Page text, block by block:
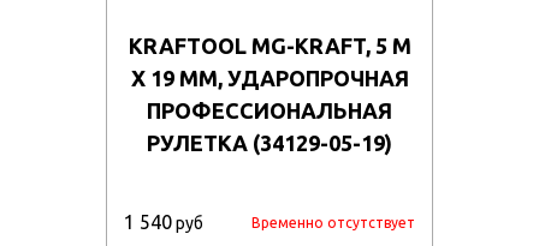
KRAFTOOL MG-KRAFT, 5 М
Х 19 ММ, УДАРОПРОЧНАЯ
ПРОФЕССИОНАЛЬНАЯ
РУЛЕТКА (34129-05-19)
1 540руб Временно отсутствует